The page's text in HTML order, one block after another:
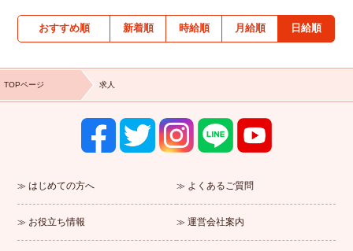
おすすめ順 新着順 時給順 月給順 日給順
TOPページ 求人
はじめての方へ よくあるご質問
お役立ち情報 運営会社案内